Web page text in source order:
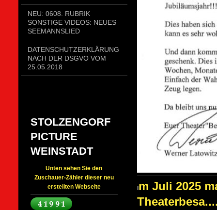
NEU: 0608. RUBRIK
SONSTIGE VIDEOS: NEUES
SEEMANNSLIED
DATENSCHUTZERKLÄRUNG
NACH DER DSGVO VOM
25.05.2018
STOLZENGORF
PICTURE
WEINSTADT
Unten sehen Sie den
Zuschauer-Zähler dieser neu
erstellten Webseite
m Juli 2025